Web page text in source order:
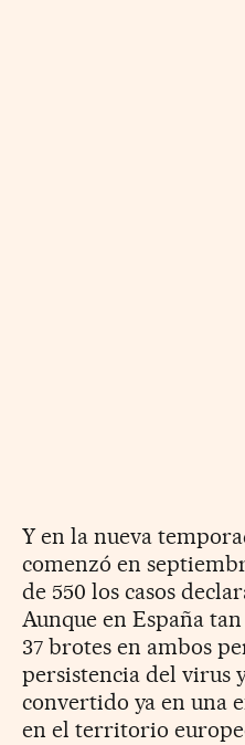
Y en la nueva
comenzó en
de 550 los casos
Aunque en España
37 brotes en ambos
persistencia del virus
convertido ya en una
en el territorio